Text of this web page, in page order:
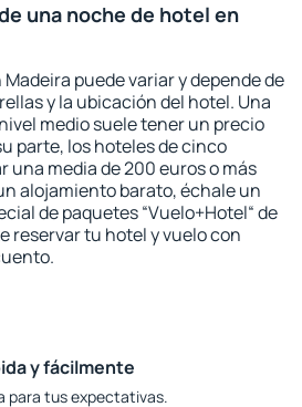
una noche de hotel en
puede variar y depende de
y la ubicación del hotel. Una
medio suele tener un precio
parte, los hoteles de cinco
una media de 200 euros o más
alojamiento barato, échale un
de paquetes “Vuelo+Hotel“ de
reservar tu hotel y vuelo con
y fácilmente
para tus expectativas.